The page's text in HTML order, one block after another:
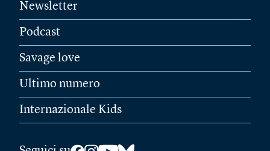
Newsletter
Podcast
Savage love
Ultimo numero
Internazionale Kids